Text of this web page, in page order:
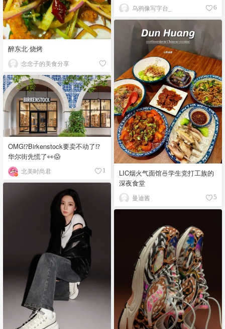
乌鸦像写字台_ 6
醉东北·烧烤
念念子的美食分享
LIC烟火气面馆🍜学生党打工族的
深夜食堂
曼迪酱 5
OMG⁉️Birkenstock要卖不动了⁉
华尔街先慌了👀😱
北美时尚君 1